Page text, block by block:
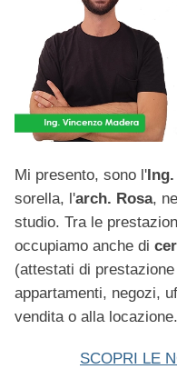
Mi presento, sono l'
sorella, l'arch. Rosa,
studio. Tra le
occupiamo anche di
(attestati di
appartamenti, negozi,
vendita o alla locazione.
SCOPRI LE